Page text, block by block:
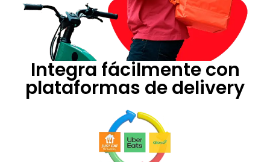
Integra fácilmente con
plataformas de delivery